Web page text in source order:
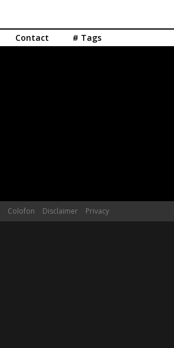
Contact # Tags
Colofon Disclaimer Privacy